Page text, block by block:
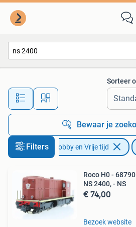
Alle afstanden…
Sorteer
Bewaar je
Filters Hobby en Vrije tijd
Roco H0 -
NS 2400, - NS
€ 74,00
Bezoek website